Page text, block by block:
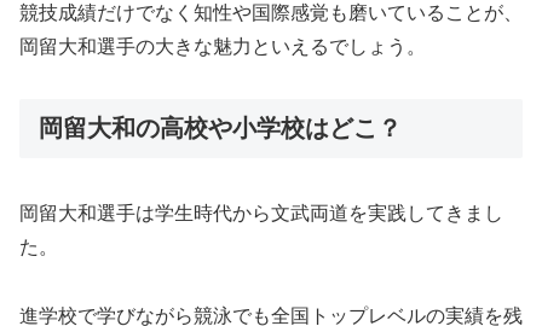
競技成績だけでなく知性や国際感覚も磨いていることが、
岡留大和選手の大きな魅力といえるでしょう。
岡留大和の高校や小学校はどこ？
岡留大和選手は学生時代から文武両道を実践してきまし
た。
進学校で学びながら競泳でも全国トップレベルの実績を残